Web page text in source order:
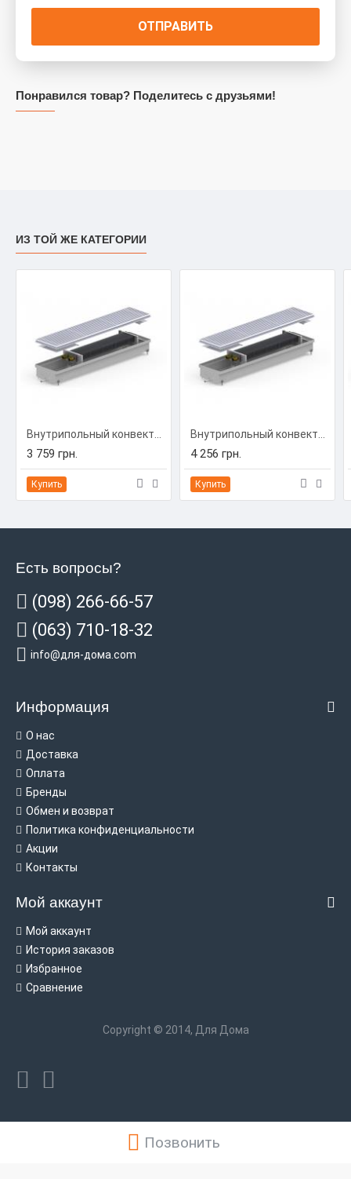
ОТПРАВИТЬ
Понравился товар? Поделитесь с друзьями!
ИЗ ТОЙ ЖЕ КАТЕГОРИИ
3 759 грн.
Купить
4 256 грн.
Купить
Есть вопросы?
(098) 266-66-57
(063) 710-18-32
info@для-дома.com
Информация
О нас
Доставка
Оплата
Бренды
Обмен и возврат
Политика конфиденциальности
Акции
Контакты
Мой аккаунт
Мой аккаунт
История заказов
Избранное
Сравнение
Copyright © 2014, Для Дома
Позвонить